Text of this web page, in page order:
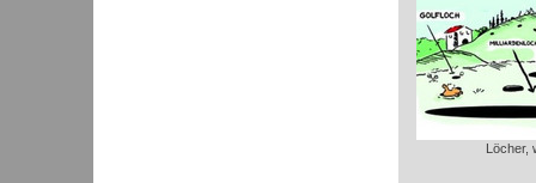
Löcher,